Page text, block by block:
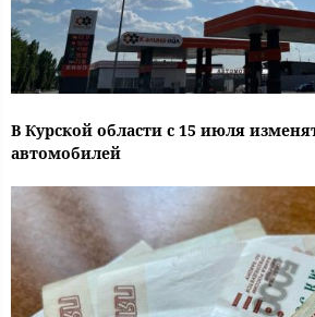
В Курской области с 15 июля
автомобилей